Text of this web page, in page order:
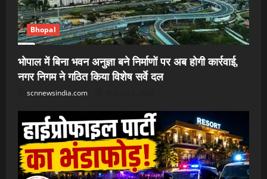
Bhopal
भोपाल में बिना भवन अनुज्ञा बने निर्माणों पर अब होगी कार्रवाई,
नगर निगम ने गठित किया विशेष सर्वे दल
scnnewsindia.com